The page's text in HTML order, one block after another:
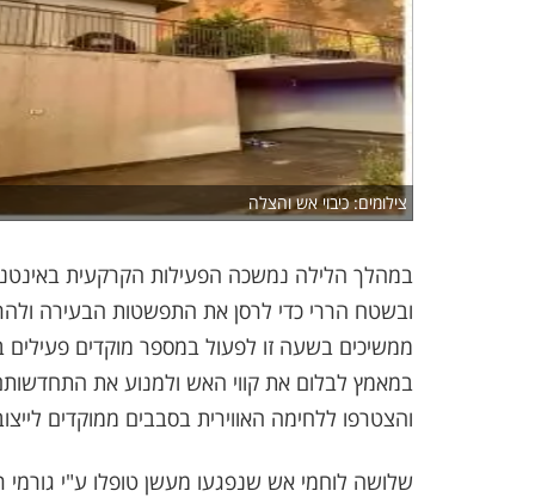
צילומים: כיבוי אש והצלה
במהלך הלילה נמשכה הפעילות הקרקעית
ממשיכים בשעה זו לפעול במספר מוקדים פעילים
והצטרפו ללחימה האווירית בסבבים ממוקדים
שלושה לוחמי אש שנפגעו מעשן טופלו ע"י